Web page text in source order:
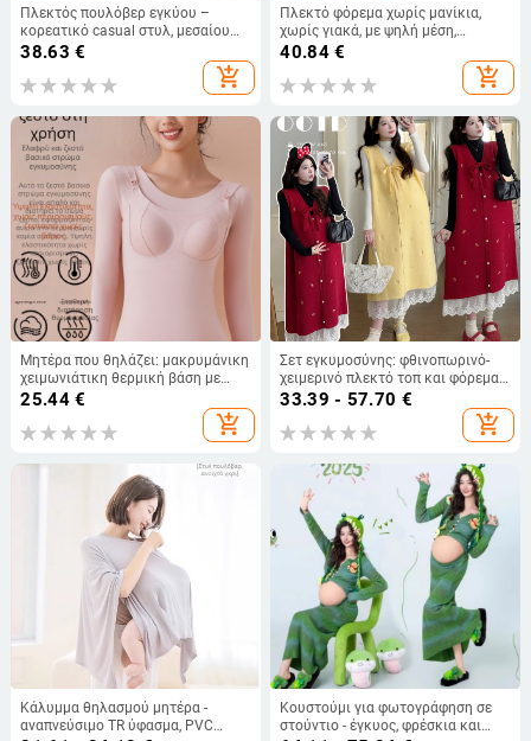
Πλεκτός πουλόβερ εγκύου –
κορεατικό casual στυλ, μεσαίου
μήκους, στρογγυλός λαιμός,
μακριά μανίκια, μοτίβο ριγ-πλέγμα,
πολυεστερική ίνα (90–95%)
38.63 €
add_shopping_cart
Πλεκτό φόρεμα χωρίς μανίκια,
χωρίς γιακά, με ψηλή μέση,
μονόχρωμο
40.84€
add_shopping_cart
Μητέρα που θηλάζει: μακρυμάνικη
χειμωνιάτικη θερμική βάση με
επένδυση στήθους
25.44€
add_shopping_cart
Σετ εγκυμοσύνης: φθινοπωρινό-
χειμερινό πλεκτό τοπ και φόρεμα
με δαντελωτό κέντημα
33.39 - 57.70 €
add_shopping_cart
Κάλυμμα θηλασμού μητέρα -
αναπνεύσιμο TR ύφασμα, PVC
Κουστούμι για φωτογράφηση σε
στούντιο - έγκυος, φρέσκια και